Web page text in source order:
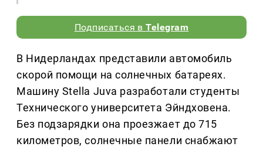
Подписаться вTelegram
В Нидерландах представили автомобиль
скорой помощи на солнечных батареях.
Машину Stella Juva разработали студенты
Технического университета Эйндховена.
Без подзарядки она проезжает до 715
километров, солнечные панели снабжают